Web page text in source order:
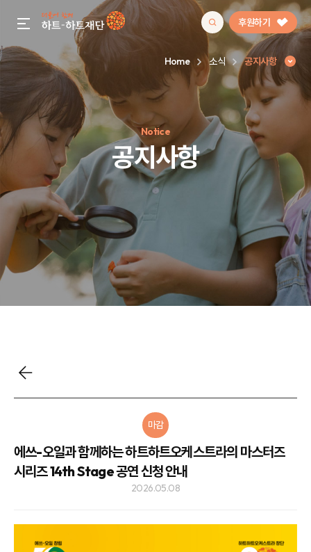
gnb menu open 후원하기
인기 키워드
#정기후원#하트플레이스#캠페인#팬덤후원
Home 소식 공지사항
Notice
공지사항
마감
에쓰-오일과 함께하는 하트하트오케스트라의 마스터즈
시리즈 14th Stage 공연 신청 안내
2026.05.08